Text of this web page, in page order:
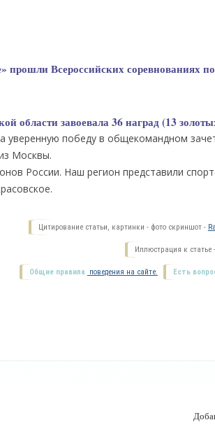
прошли Всероссийских соревнованиях
области завоевала 36 наград (13
уверенную победу в общекомандном
Москвы.
России. Наш регион представили
Цитирование статьи, картинки - фото скриншот -
Иллюстрация к статье -
Есть
Общие правила поведения на сайте.